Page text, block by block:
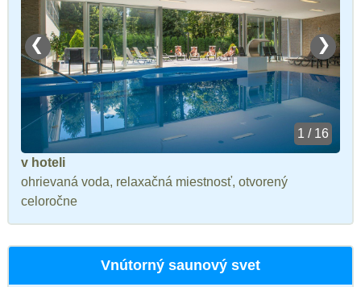
❮ ❯
1 / 16
v hoteli
ohrievaná voda, relaxačná miestnosť, otvorený
celoročne
Vnútorný saunový svet